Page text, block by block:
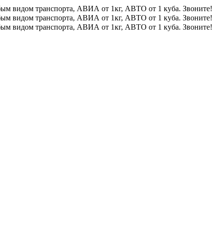
видом транспорта, АВИА от 1кг, АВТО от 1 куба. Звоните!
видом транспорта, АВИА от 1кг, АВТО от 1 куба. Звоните!
видом транспорта, АВИА от 1кг, АВТО от 1 куба. Звоните!